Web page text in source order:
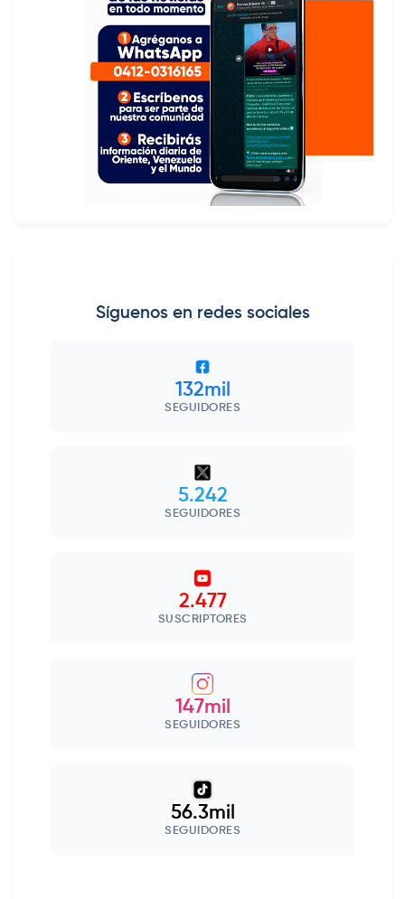
Síguenos en redes sociales
132mil
SEGUIDORES
5.242
SEGUIDORES
2.477
SUSCRIPTORES
147mil
SEGUIDORES
56.3mil
SEGUIDORES